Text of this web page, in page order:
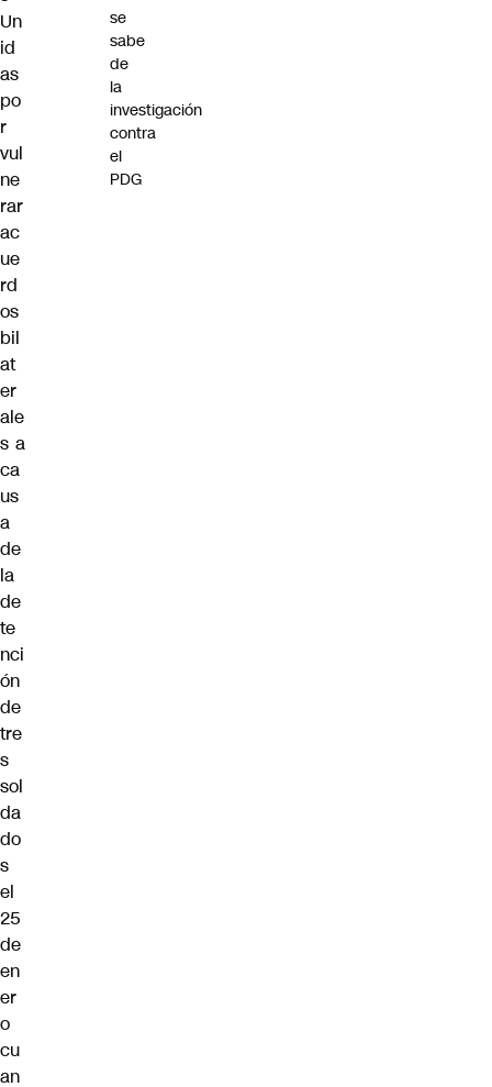
Un
id
as
po
r
vul
ne
rar
ac
ue
rd
os
bil
at
er
ale
s a
ca
us
a
de
la
de
te
nci
ón
de
tre
s
sol
da
do
s
el
25
de
en
er
o
cu
an
se
sabe
de
la
investigación
contra
el
PDG